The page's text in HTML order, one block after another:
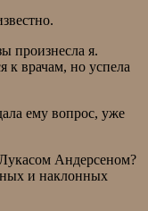
произнесла я.
к врачам, но успела
ему вопрос, уже
Андерсеном?
и наклонных